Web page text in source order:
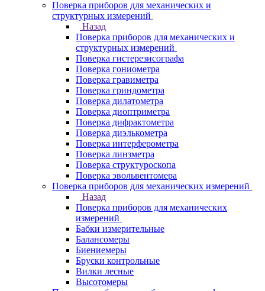
Поверка приборов для механических и
структурных измерений
Назад
Поверка приборов для механических и
структурных измерений
Поверка гистерезисографа
Поверка гониометра
Поверка гравиметра
Поверка гриндометра
Поверка дилатометра
Поверка диоптриметра
Поверка дифрактометра
Поверка диэлькометра
Поверка интерферометра
Поверка линзметра
Поверка структуроскопа
Поверка эвольвентомера
Поверка приборов для механических измерений
Назад
Поверка приборов для механических
измерений
Бабки измерительные
Балансомеры
Биениемеры
Бруски контрольные
Вилки лесные
Высотомеры